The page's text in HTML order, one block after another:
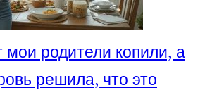
родители копили, а
решила, что это